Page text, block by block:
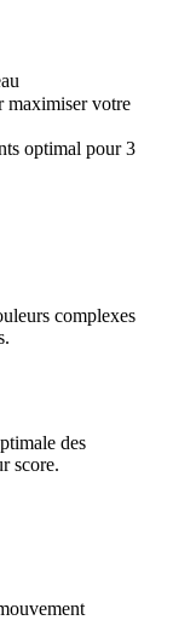
maximiser votre
optimal pour 3
complexes
des
score.